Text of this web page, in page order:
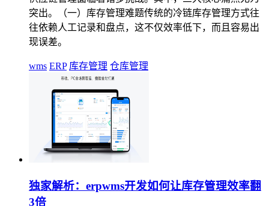
突出。（一）库存管理难题传统的冷链库存管理方式往
往依赖人工记录和盘点，这不仅效率低下，而且容易出
现误差。
wms ERP 库存管理 仓库管理
独家解析：erpwms开发如何让库存管理效率翻
3倍